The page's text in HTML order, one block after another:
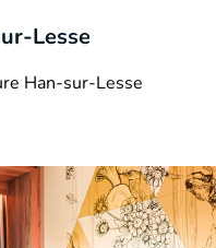
Bereikbaar tot 23:00 uur
Lesse
Han-sur-Lesse